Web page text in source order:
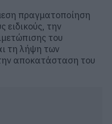
πραγματοποίηση
ειδικούς, την
του
τη λήψη των
αποκατάσταση του